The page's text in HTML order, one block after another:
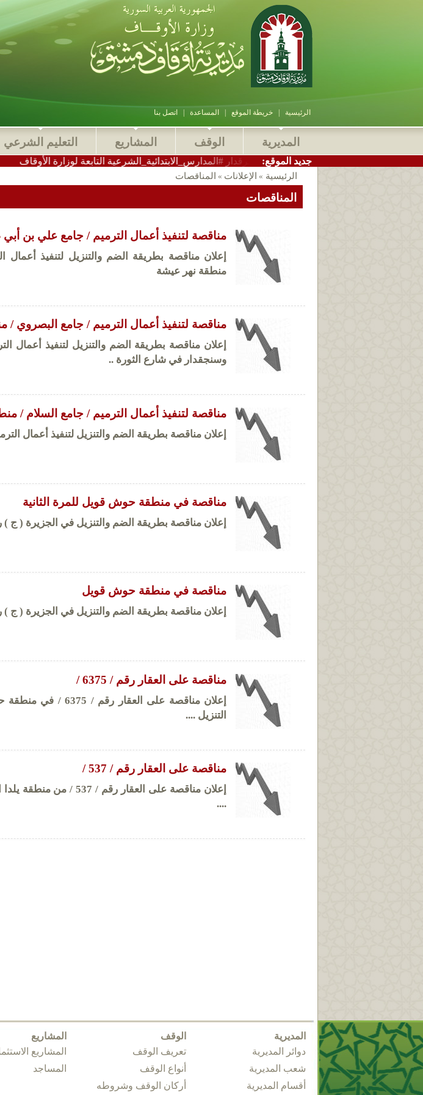
الرئيسية |خريطة الموقع المساعدة اتصل بنا
المديرية الوقف المشاريع التعليم الشرعي
• الاستاذ سامر بيرقدار #المدارس_الابتدائية_الشرعية التابعة لوزارة الأوقاف
:جديد الموقع
الرئيسية » الإعلانات » المناقصات
المناقصات
مناقصة لتنفيذ أعمال الترميم / جامع علي بن
إعلان مناقصة بطريقة الضم والتنزيل لتنفيذ
منطقة نهر عيشة
مناقصة لتنفيذ أعمال الترميم / جامع البصروي
إعلان مناقصة بطريقة الضم والتنزيل لتنفيذ أعمال
وسنجقدار في شارع الثورة ..
مناقصة لتنفيذ أعمال الترميم / جامع السلام /
إعلان مناقصة بطريقة الضم والتنزيل لتنفيذ أعمال
مناقصة في منطقة حوش قويل للمرة الثانية
إعلان مناقصة بطريقة الضم والتنزيل في الجزيرة ( ج ) رقم / 5 / في منطقة حوش
مناقصة في منطقة حوش قويل
إعلان مناقصة بطريقة الضم والتنزيل في الجزيرة ( ج ) رقم / 5 / في منطقة حوش
مناقصة على العقار رقم / 6375 /
إعلان مناقصة على
التنزيل ....
مناقصة على العقار رقم / 537 /
إعلان مناقصة على العقار
....
المديرية
دوائر المديرية
شعب المديرية
أقسام المديرية
الوقف
تعريف الوقف
أنواع الوقف
أركان الوقف وشروطه
المشاريع
المشاريع
المساجد